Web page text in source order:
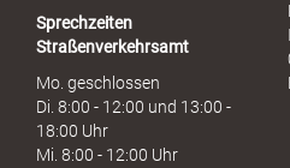
Sprechzeiten
Straßenverkehrsamt
Mo. geschlossen
Di. 8:00 - 12:00 und 13:00 -
18:00 Uhr
Mi. 8:00 - 12:00 Uhr